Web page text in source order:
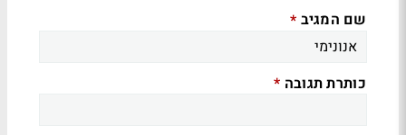
שם המגיב *
כותרת תגובה *